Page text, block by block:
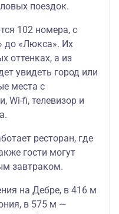
поездок.
102 номера, с
до «Люкса». Их
оттенках, а из
увидеть город или
места с
Wi-fi, телевизор и
ресторан, где
гости могут
завтраком.
на Дебре, в 416 м
в 575 м —